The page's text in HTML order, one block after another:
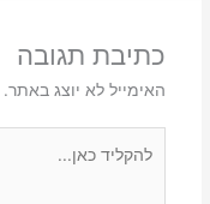
כתיבת תגובה
האימייל לא יוצג באתר.
כאן...